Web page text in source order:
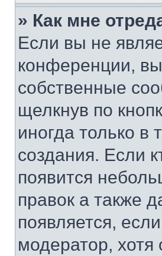
» Как мне
Если вы не
конференции,
собственные
щелкнув по
иногда только в
создания. Если
появится
правок а также
появляется,
модератор,